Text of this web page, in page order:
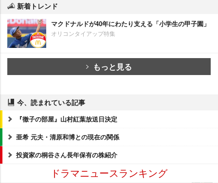
新着トレンド
マクドナルドが40年にわたり支える「小学生の甲子園」
オリコンタイアップ特集
もっと見る
今、読まれている記事
『徹子の部屋』山村紅葉放送日決定
亜希 元夫・清原和博との現在の関係
投資家の桐谷さん長年保有の株紹介
ドラマニュースランキング